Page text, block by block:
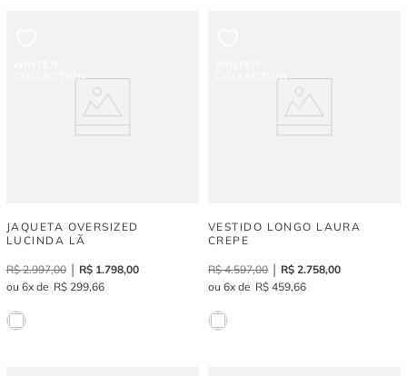
JAQUETA OVERSIZED
LUCINDA LÃ
R$ 2.997,00 R$ 1.798,00
6
R$ 299,66
VESTIDO LONGO LAURA
CREPE
R$ 4.597,00 R$ 2.758,00
6
R$ 459,66